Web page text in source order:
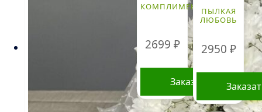
можно
выбрать
странице
КОМПЛИМЕНТ
2699 ₽
Заказать
ПЫЛКАЯ
ЛЮБОВЬ
2950 ₽